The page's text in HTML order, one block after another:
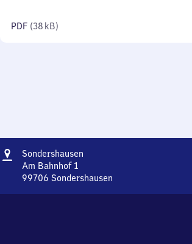
PDF (38 kB)
Adresse
Sondershausen
Am Bahnhof 1
99706 Sondershausen